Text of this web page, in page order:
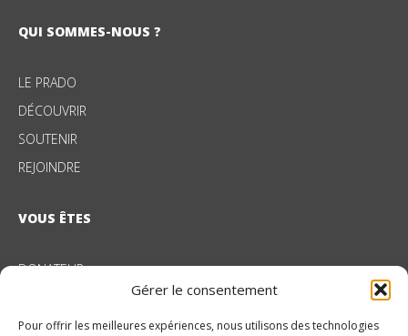
Gérer le consentement
Pour offrir les meilleures expériences, nous utilisons des technologies
QUI SOMMES-NOUS ?
LE PRADO
DÉCOUVRIR
SOUTENIR
REJOINDRE
VOUS ÊTES
DONATEUR